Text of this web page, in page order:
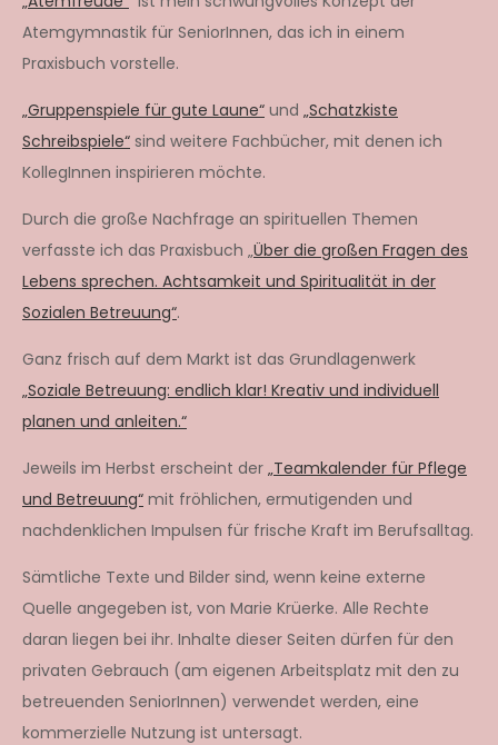
Atemgymnastik für SeniorInnen, das ich in einem
Praxisbuch vorstelle.
„Gruppenspiele für gute Laune“ und „Schatzkiste
Schreibspiele“ sind weitere Fachbücher, mit denen ich
KollegInnen inspirieren möchte.
Durch die große Nachfrage an spirituellen Themen
verfasste ich das Praxisbuch „Über die großen Fragen des
Lebens sprechen. Achtsamkeit und Spiritualität in der
Sozialen Betreuung“.
Ganz frisch auf dem Markt ist das Grundlagenwerk
„Soziale Betreuung: endlich klar! Kreativ und individuell
planen und anleiten.“
Jeweils im Herbst erscheint der „Teamkalender für Pflege
und Betreuung“ mit fröhlichen, ermutigenden und
nachdenklichen Impulsen für frische Kraft im Berufsalltag.
Sämtliche Texte und Bilder sind, wenn keine externe
Quelle angegeben ist, von Marie Krüerke. Alle Rechte
daran liegen bei ihr. Inhalte dieser Seiten dürfen für den
privaten Gebrauch (am eigenen Arbeitsplatz mit den zu
betreuenden SeniorInnen) verwendet werden, eine
kommerzielle Nutzung ist untersagt.